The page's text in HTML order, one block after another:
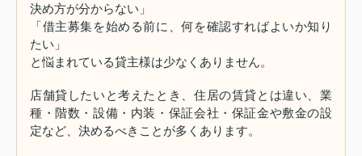
決め方が分からない」
「借主募集を始める前に、何を確認すればよいか知り
たい」
と悩まれている貸主様は少なくありません。
店舗貸したいと考えたとき、住居の賃貸とは違い、業
種・階数・設備・内装・保証会社・保証金や敷金の設
定など、決めるべきことが多くあります。